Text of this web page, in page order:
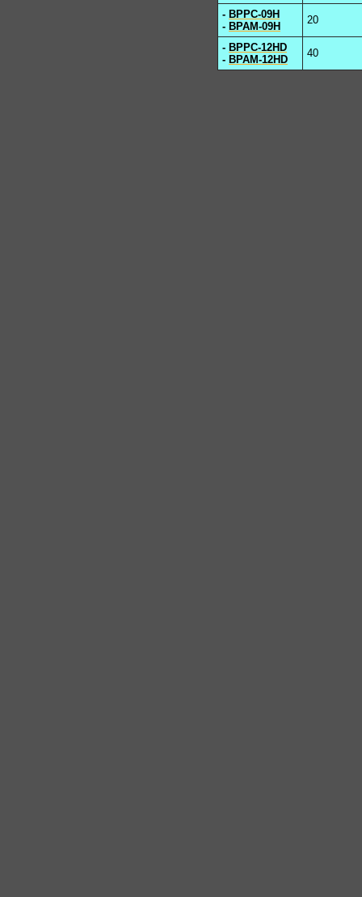
- BPPC-09H
- BPAM-09H
20
- BPPC-12HD
- BPAM-12HD
40